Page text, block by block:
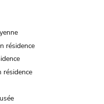
résidence
résidence